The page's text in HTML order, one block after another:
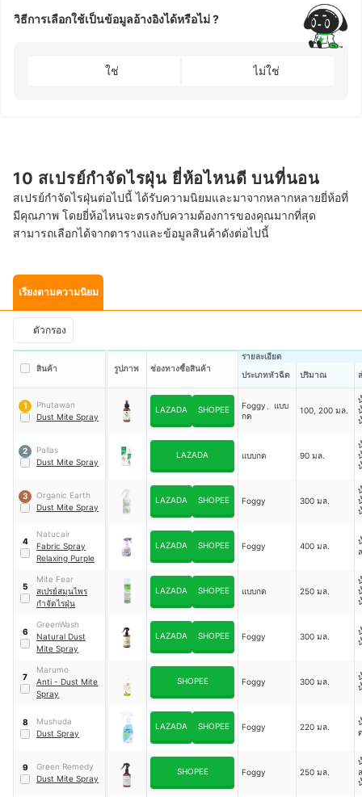
วิธีการเลือกใช้เป็นข้อมูลอ้างอิงได้หรือไม่ ?
ใช่ ไม่ใช่
10 สเปรย์กำจัดไรฝุ่น ยี่ห้อไหนดี บนที่นอน
สเปรย์กําจัดไรฝุ่นต่อไปนี้ ได้รับความนิยมและมาจากหลากหลายยี่ห้อที่
มีคุณภาพ โดยยี่ห้อไหนจะตรงกับความต้องการของคุณมากที่สุด
สามารถเลือกได้จากตารางและข้อมูลสินค้าดังต่อไปนี้
เรียงตามความนิยม
ตัวกรอง
สินค้า รูปภาพ ช่องทางซื้อสินค้า
รายละเอียด
ประเภทหัวฉีด
ปริมาณ
1
Phutawan
Dust Mite Spray
LAZADA SHOPEE
Foggy、แบบ
กด
100, 200 มล.
2
Pallas
Dust Mite Spray
LAZADA แบบกด 90 มล.
3
Organic Earth
Dust Mite Spray
LAZADA SHOPEE Foggy 300 มล.
4
Natucair
Fabric Spray
Relaxing Purple
LAZADA SHOPEE Foggy 400 มล.
5
Mite Fear
สเปรย์สมุนไพร
กำจัดไรฝุ่น
LAZADA SHOPEE แบบกด 250 มล.
6
GreenWash
Natural Dust
Mite Spray
LAZADA SHOPEE Foggy 300 มล.
7
Marumo
Anti - Dust Mite
Spray
SHOPEE Foggy 300 มล.
8
Mushuda
Dust Spray
LAZADA SHOPEE Foggy 220 มล.
9
Green Remedy
Dust Mite Spray
SHOPEE Foggy 250 มล.